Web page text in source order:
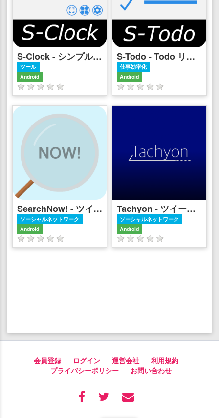
S-Clock - シンプルなデジタル時計
ツール
Android
S-Todo - Todo リスト / タスク管理
仕事効率化
Android
SearchNow! - ツイート検索専用Twitterクライアント
ソーシャルネットワーク
Android
Tachyon - ツイート専用Twitterクライアント
ソーシャルネットワーク
Android
会員登録 ログイン 運営会社
利用規約
プライバシーポリシー
お問い合わせ